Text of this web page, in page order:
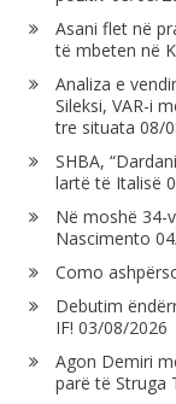
Asani flet në
të mbeten në
Analiza e
Sileksi, VAR-i
tre situata 08/
SHBA,
lartë të Italisë
Në moshë 34-
Nascimento
Como
Debutim
IF! 03/08/2026
Agon Demiri
parë të Struga